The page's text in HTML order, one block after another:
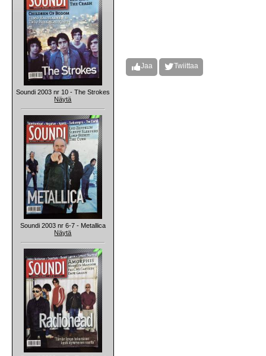
Soundi 2003 nr 10 - The Strokes
Näytä
Soundi 2003 nr 6-7 - Metallica
Näytä
Jaa Twiittaa